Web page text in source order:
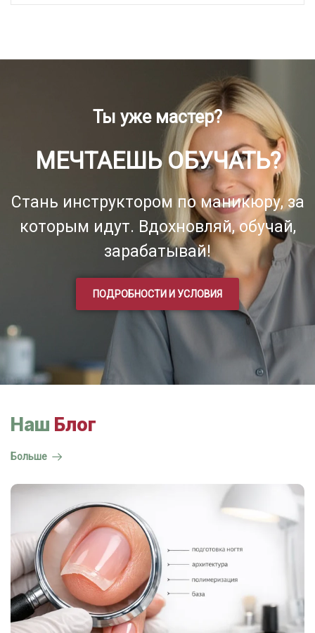
Ты уже мастер?
МЕЧТАЕШЬ ОБУЧАТЬ?
Стань инструктором по маникюру, за
которым идут. Вдохновляй, обучай,
зарабатывай!
ПОДРОБНОСТИ И УСЛОВИЯ
Наш Блог
Больше